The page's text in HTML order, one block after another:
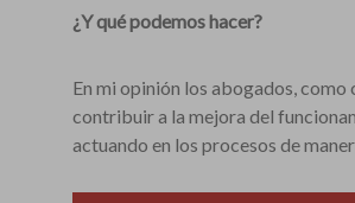
¿Y qué podemos hacer?
En mi opinión los abogados,
contribuir a la mejora del
actuando en los procesos de